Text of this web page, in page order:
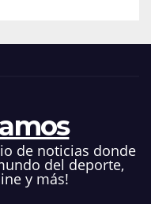
de noticias donde
del deporte,
y más!